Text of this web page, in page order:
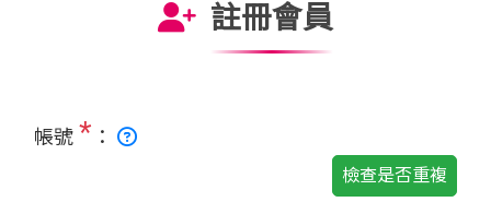
註冊會員
帳號 * ：
檢查是否重複